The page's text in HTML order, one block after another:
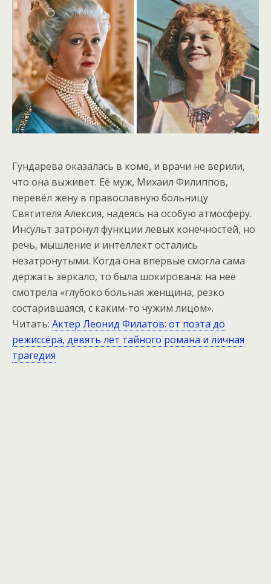
Гундарева оказалась в коме, и врачи не верили,
что она выживет. Её муж, Михаил Филиппов,
перевёл жену в православную больницу
Святителя Алексия, надеясь на особую атмосферу.
Инсульт затронул функции левых конечностей, но
речь, мышление и интеллект остались
незатронутыми. Когда она впервые смогла сама
держать зеркало, то была шокирована: на неё
смотрела «глубоко больная женщина, резко
состарившаяся, с каким-то чужим лицом».
Читать: Актер Леонид Филатов: от поэта до
режиссёра, девять лет тайного романа и личная
трагедия